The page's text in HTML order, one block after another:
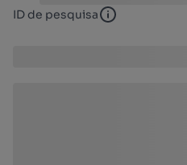
ID de pesquisa ID de pesquisa